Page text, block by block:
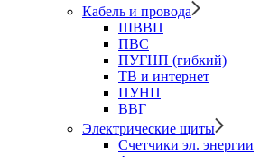
Кабель и провода
ШВВП
ПВС
ПУГНП (гибкий)
ТВ и интернет
ПУНП
ВВГ
Электрические щиты
Счетчики эл. энергии